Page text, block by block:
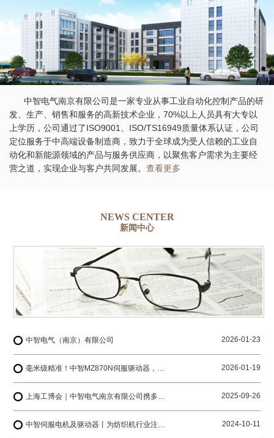
中智电气南京有限公司是一家专业从事工业自动化控制产品的研
发、生产、销售和服务的高新技术企业，70%以上人员具有大专以
上学历，公司通过了ISO9001、ISO/TS16949质量体系认证，公司
定位服务于中高端设备制造商，致力于全球成为受人信赖的工业自
动化和新能源领域的产品与服务供应商，以聚焦客户需求为主要经
营之道，实现企业与客户共同发展。 查看更多
NEWS CENTER
新闻中心
中智电气（南京）有限公司 2026-01-23
毫米级精准！中智MZ870N伺服驱动器，解锁工业4.0智造密码 2026-01-19
上海工博会｜中智电气南京有限公司携多系列产品与您相约上海国家会展中心 2025-09-26
中智伺服电机及驱动器丨为纺织机行业注入创新动力 2024-10-11